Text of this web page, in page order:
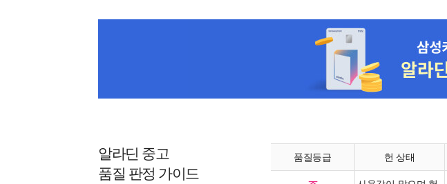
알라딘 중고
품질 판정 가이드
품질등급 헌 상태